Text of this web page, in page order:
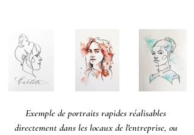
Exemple de portraits rapides réalisables
directement dans les locaux de l'entreprise, ou